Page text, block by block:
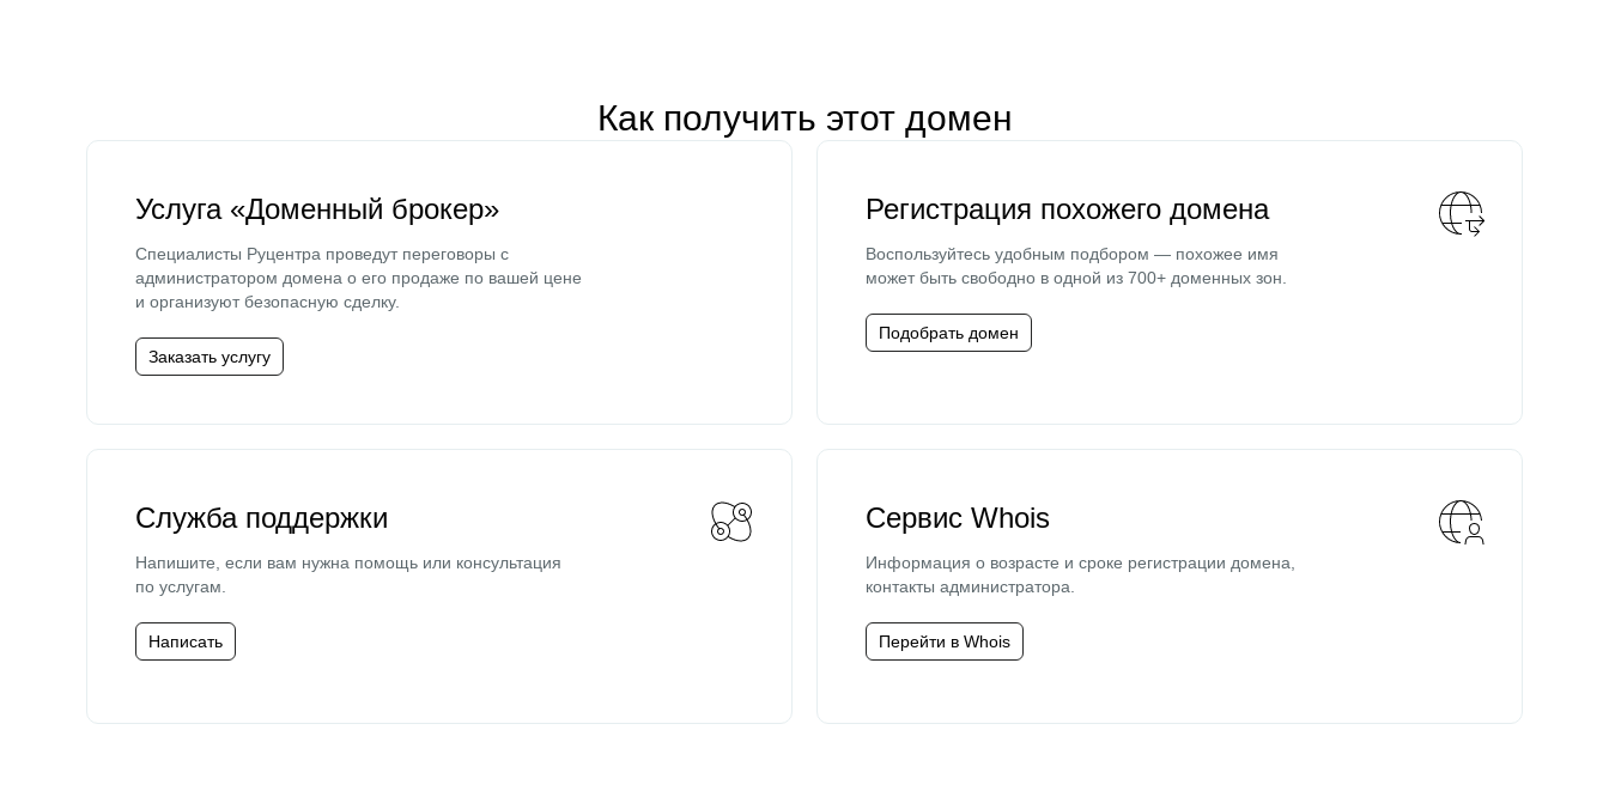
Как получить этот домен
Услуга «Доменный брокер»
Специалисты Руцентра проведут переговоры с
администратором домена о его продаже по вашей цене
и организуют безопасную сделку.
Заказать услугу
Регистрация похожего домена
Воспользуйтесь удобным подбором — похожее имя
может быть свободно в одной из 700+ доменных зон.
Подобрать домен
Служба поддержки
Напишите, если вам нужна помощь или консультация
по услугам.
Написать
Сервис Whois
Информация о возрасте и сроке регистрации домена,
контакты администратора.
Перейти в Whois